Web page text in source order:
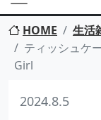
HOME
生活
ティッシュケ
Girl
2024.8.5